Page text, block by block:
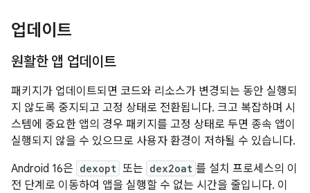
업데이트
원활한 앱 업데이트
패키지가 업데이트되면 코드와 리소스가 변경되는 동안 실행되
지 않도록 중지되고 고정 상태로 전환됩니다. 크고 복잡하며 시
스템에 중요한 앱의 경우 패키지를 고정 상태로 두면 종속 앱이
실행되지 않을 수 있으므로 사용자 환경이 저하될 수 있습니다.
Android 16은 dexopt 또는 dex2oat 를 설치 프로세스의 이
전 단계로 이동하여 앱을 실행할 수 없는 시간을 줄입니다. 이